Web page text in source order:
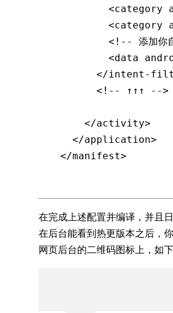
        <
category
        <
category
<!-- 添加你
        <
data
      </
intent-
      <!-- ↑↑↑ -->
    </
activity>
  </
application>
</manifest>
在完成上述配置并编译，并且
在后台能看到热更版本之后，
网页后台的二维码图标上，如